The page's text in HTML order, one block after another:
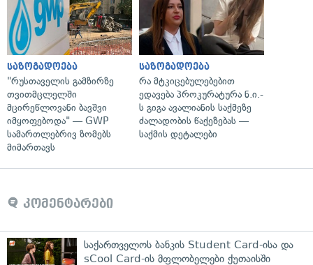
საზოგადოება
"რუსთაველის გამზირზე
თვითმცლელში
მცირეწლოვანი ბავშვი
იმყოფებოდა" — GWP
სამართლებრივ ზომებს
მიმართავს
საზოგადოება
რა მტკიცებულებებით
ედავება პროკურატურა ნ.ი.-
ს გიგა ავალიანის საქმეზე
ძალადობის წაქეზებას —
საქმის დეტალები
კომენტარები
საქართველოს ბანკის Student Card-ისა და
sCool Card-ის მფლობელები ქუთაისში